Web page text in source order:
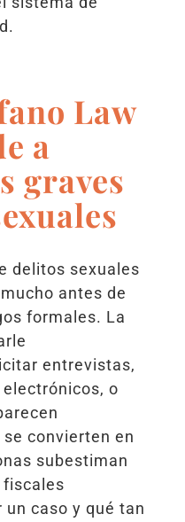
Law
a
graves
delitos sexuales
antes de
formales. La
entrevistas,
o
convierten en
subestiman
fiscales
caso y qué tan